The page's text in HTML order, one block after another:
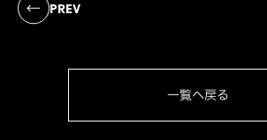
PREV
一覧へ戻る